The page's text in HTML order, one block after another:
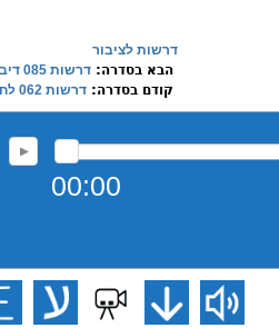
דרשות לציבור
הבא בסדרה:דרשות 085 דיבור עם השם תשעג
קודם בסדרה:דרשות 062 לחץ וסבלנות בחיים תשע
00:00